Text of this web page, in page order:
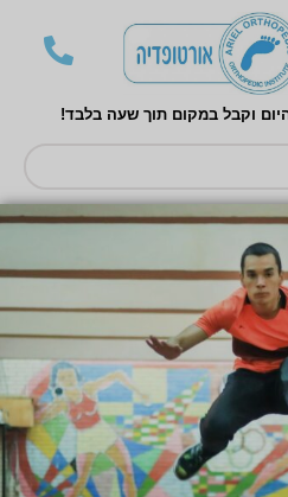
וקבל במקום תוך שעה בלבד!